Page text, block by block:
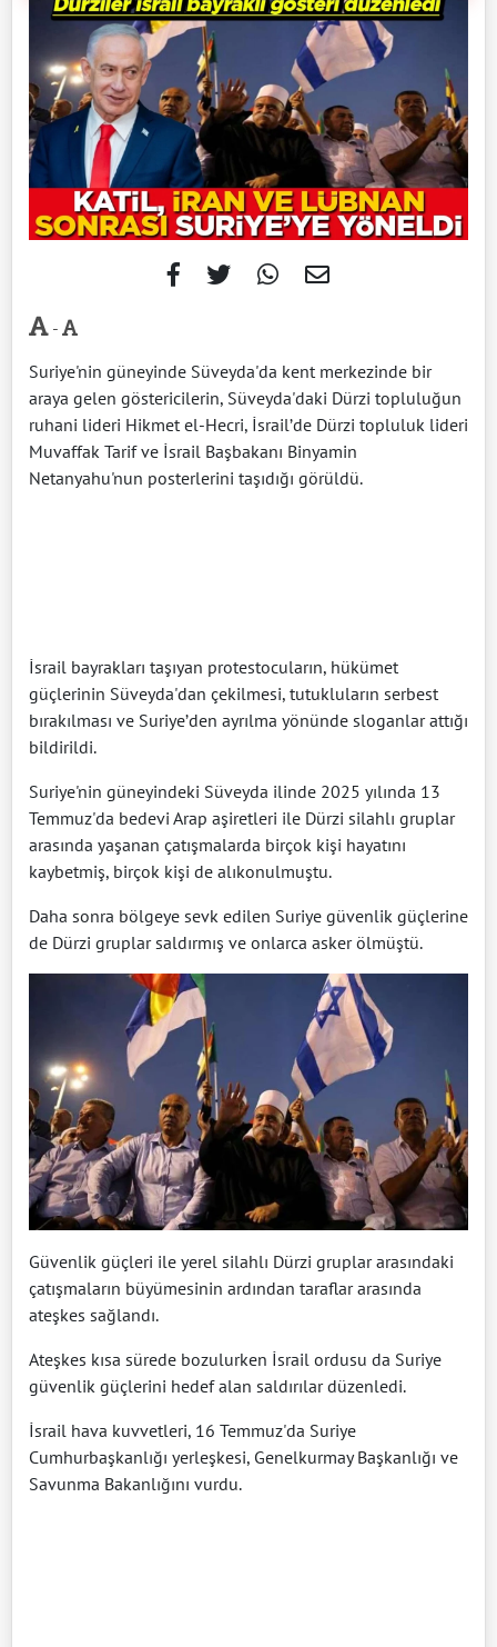
-
Suriye'nin güneyinde Süveyda'da kent merkezinde bir
araya gelen göstericilerin, Süveyda'daki Dürzi topluluğun
ruhani lideri Hikmet el-Hecri, İsrail’de Dürzi topluluk lideri
Muvaffak Tarif ve İsrail Başbakanı Binyamin
Netanyahu'nun posterlerini taşıdığı görüldü.
İsrail bayrakları taşıyan protestocuların, hükümet
güçlerinin Süveyda'dan çekilmesi, tutukluların serbest
bırakılması ve Suriye’den ayrılma yönünde sloganlar attığı
bildirildi.
Suriye'nin güneyindeki Süveyda ilinde 2025 yılında 13
Temmuz'da bedevi Arap aşiretleri ile Dürzi silahlı gruplar
arasında yaşanan çatışmalarda birçok kişi hayatını
kaybetmiş, birçok kişi de alıkonulmuştu.
Daha sonra bölgeye sevk edilen Suriye güvenlik güçlerine
de Dürzi gruplar saldırmış ve onlarca asker ölmüştü.
Güvenlik güçleri ile yerel silahlı Dürzi gruplar arasındaki
çatışmaların büyümesinin ardından taraflar arasında
ateşkes sağlandı.
Ateşkes kısa sürede bozulurken İsrail ordusu da Suriye
güvenlik güçlerini hedef alan saldırılar düzenledi.
İsrail hava kuvvetleri, 16 Temmuz'da Suriye
Cumhurbaşkanlığı yerleşkesi, Genelkurmay Başkanlığı ve
Savunma Bakanlığını vurdu.